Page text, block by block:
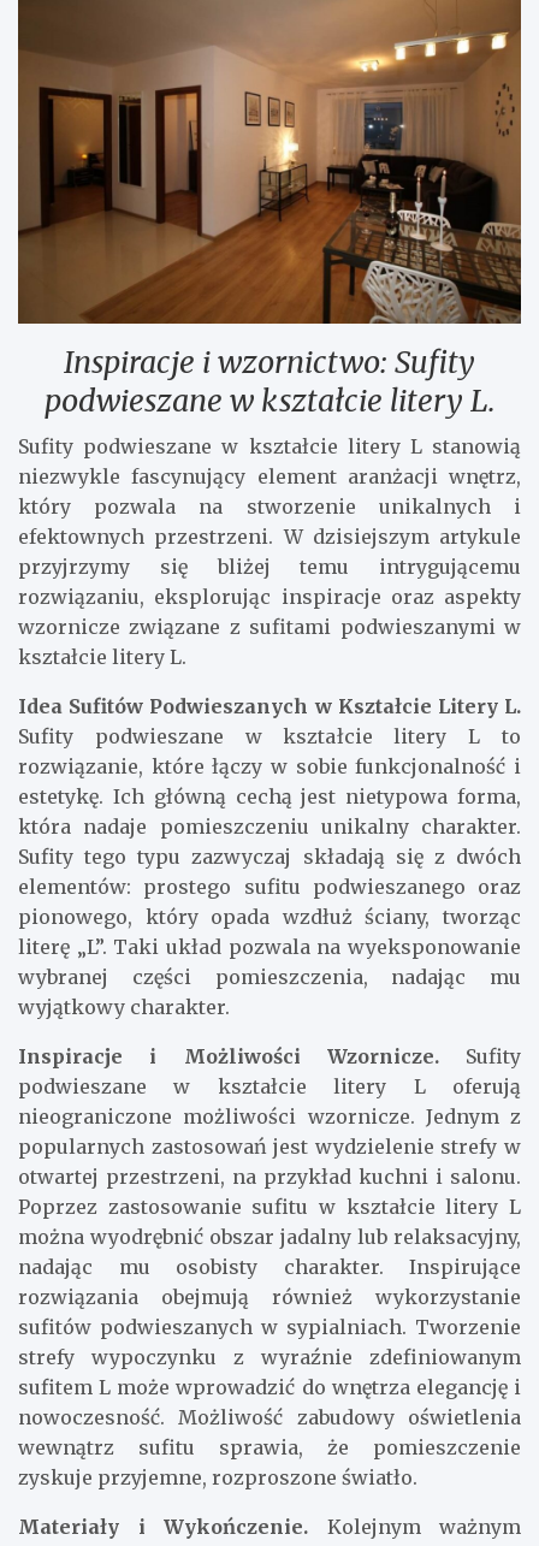
Inspiracje i wzornictwo: Sufity
podwieszane w kształcie litery L.
Sufity podwieszane w kształcie litery L stanowią
niezwykle fascynujący element aranżacji wnętrz,
który pozwala na stworzenie unikalnych i
efektownych przestrzeni. W dzisiejszym artykule
przyjrzymy się bliżej temu intrygującemu
rozwiązaniu, eksplorując inspiracje oraz aspekty
wzornicze związane z sufitami podwieszanymi w
kształcie litery L.
Idea Sufitów Podwieszanych w Kształcie Litery L.
Sufity podwieszane w kształcie litery L to
rozwiązanie, które łączy w sobie funkcjonalność i
estetykę. Ich główną cechą jest nietypowa forma,
która nadaje pomieszczeniu unikalny charakter.
Sufity tego typu zazwyczaj składają się z dwóch
elementów: prostego sufitu podwieszanego oraz
pionowego, który opada wzdłuż ściany, tworząc
literę „L”. Taki układ pozwala na wyeksponowanie
wybranej części pomieszczenia, nadając mu
wyjątkowy charakter.
Inspiracje i Możliwości Wzornicze. Sufity
podwieszane w kształcie litery L oferują
nieograniczone możliwości wzornicze. Jednym z
popularnych zastosowań jest wydzielenie strefy w
otwartej przestrzeni, na przykład kuchni i salonu.
Poprzez zastosowanie sufitu w kształcie litery L
można wyodrębnić obszar jadalny lub relaksacyjny,
nadając mu osobisty charakter. Inspirujące
rozwiązania obejmują również wykorzystanie
sufitów podwieszanych w sypialniach. Tworzenie
strefy wypoczynku z wyraźnie zdefiniowanym
sufitem L może wprowadzić do wnętrza elegancję i
nowoczesność. Możliwość zabudowy oświetlenia
wewnątrz sufitu sprawia, że pomieszczenie
zyskuje przyjemne, rozproszone światło.
Materiały i Wykończenie. Kolejnym ważnym